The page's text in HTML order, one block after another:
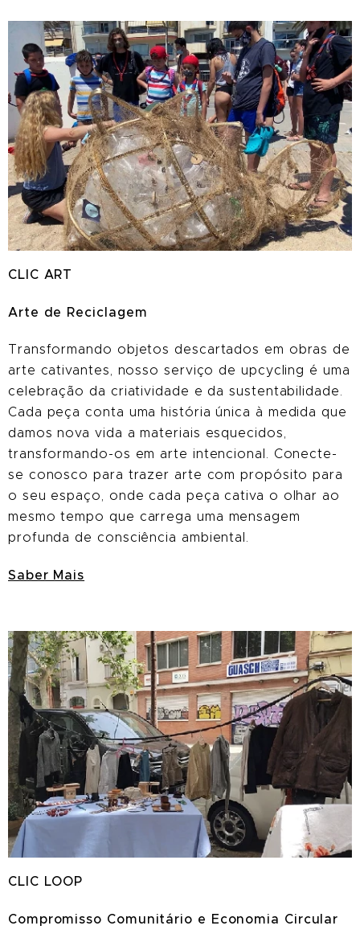
CLIC ART
Arte de Reciclagem
Transformando objetos descartados em obras de
arte cativantes, nosso serviço de upcycling é uma
celebração da criatividade e da sustentabilidade.
Cada peça conta uma história única à medida que
damos nova vida a materiais esquecidos,
transformando-os em arte intencional. Conecte-
se conosco para trazer arte com propósito para
o seu espaço, onde cada peça cativa o olhar ao
mesmo tempo que carrega uma mensagem
profunda de consciência ambiental.
Saber Mais
CLIC LOOP
Compromisso Comunitário e Economia Circular